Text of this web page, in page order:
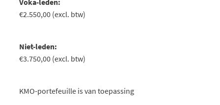
€2.550,00 (excl. btw)
Niet-leden:
€3.750,00 (excl. btw)
KMO-portefeuille is van toepassing